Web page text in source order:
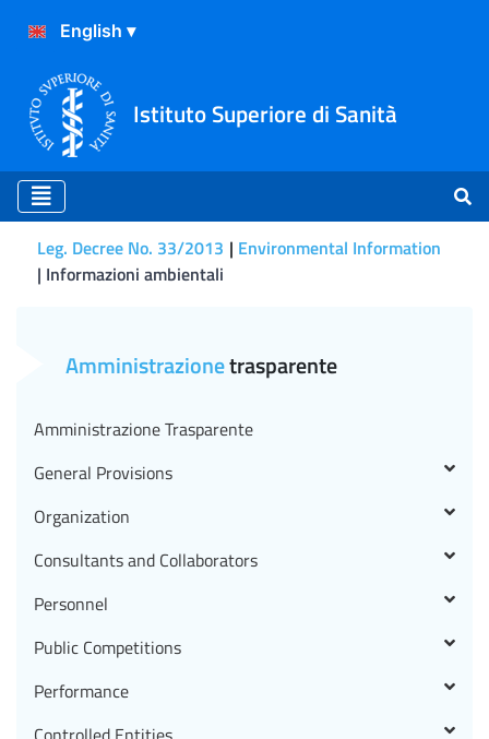
Istituto Superiore di Sanità
Leg. Decree No. 33/2013
Environmental Information
Informazioni ambientali
Amministrazionetrasparente
Amministrazione Trasparente
General Provisions
Organization
Consultants and Collaborators
Personnel
Public Competitions
Performance